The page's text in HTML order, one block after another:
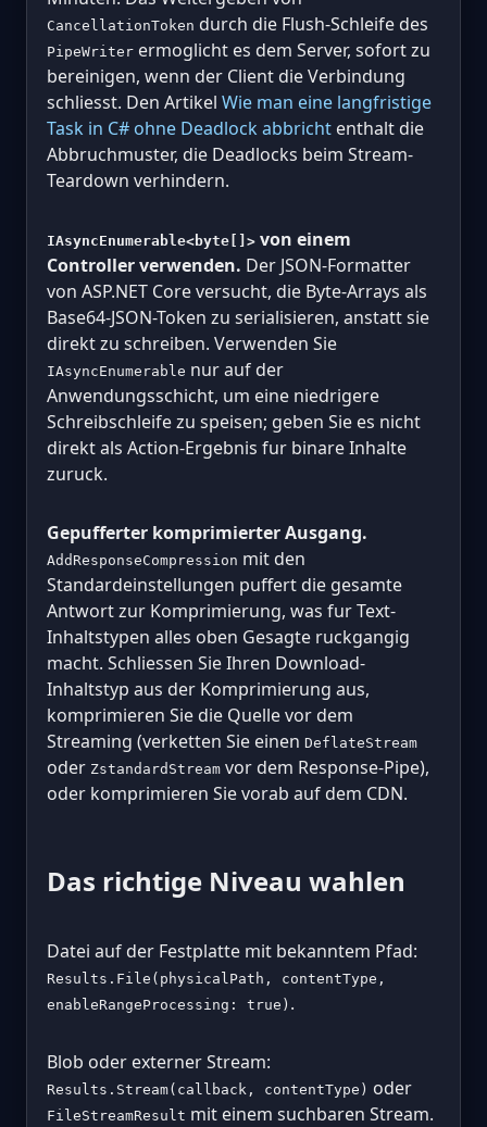
CancellationToken durch die Flush-Schleife des
PipeWriter ermoglicht es dem Server, sofort zu
bereinigen, wenn der Client die Verbindung
schliesst. Den Artikel Wie man eine langfristige
Task in C# ohne Deadlock abbricht enthalt die
Abbruchmuster, die Deadlocks beim Stream-
Teardown verhindern.
IAsyncEnumerable<byte[]> von einem
Controller verwenden. Der JSON-Formatter
von ASP.NET Core versucht, die Byte-Arrays als
Base64-JSON-Token zu serialisieren, anstatt sie
direkt zu schreiben. Verwenden Sie
IAsyncEnumerable nur auf der
Anwendungsschicht, um eine niedrigere
Schreibschleife zu speisen; geben Sie es nicht
direkt als Action-Ergebnis fur binare Inhalte
zuruck.
Gepufferter komprimierter Ausgang.
AddResponseCompression mit den
Standardeinstellungen puffert die gesamte
Antwort zur Komprimierung, was fur Text-
Inhaltstypen alles oben Gesagte ruckgangig
macht. Schliessen Sie Ihren Download-
Inhaltstyp aus der Komprimierung aus,
komprimieren Sie die Quelle vor dem
Streaming (verketten Sie einen DeflateStream
oder ZstandardStream vor dem Response-Pipe),
oder komprimieren Sie vorab auf dem CDN.
Das richtige Niveau wahlen
Datei auf der Festplatte mit bekanntem Pfad:
Results.File(physicalPath, contentType,
enableRangeProcessing: true) .
Blob oder externer Stream:
Results.Stream(callback, contentType) oder
FileStreamResult mit einem suchbaren Stream.